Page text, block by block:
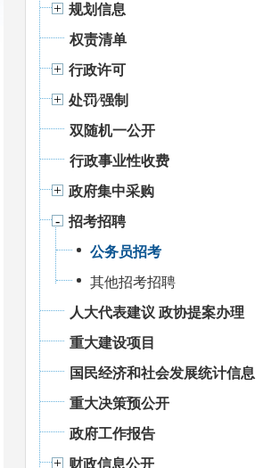
规划信息
权责清单
行政许可
处罚⁄强制
双随机一公开
行政事业性收费
政府集中采购
招考招聘
公务员招考
其他招考招聘
人大代表建议 政协提案办理
重大建设项目
国民经济和社会发展统计信息
重大决策预公开
政府工作报告
财政信息公开